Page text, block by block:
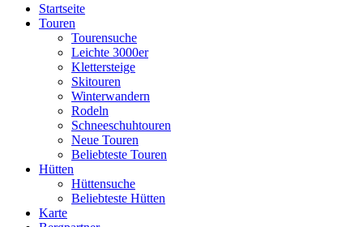
Startseite
Touren
Tourensuche
Leichte 3000er
Klettersteige
Skitouren
Winterwandern
Rodeln
Schneeschuhtouren
Neue Touren
Beliebteste Touren
Hütten
Hüttensuche
Beliebteste Hütten
Karte